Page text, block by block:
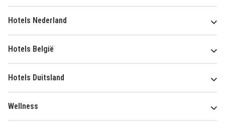
Hotels Nederland
Hotels België
Hotels Duitsland
Wellness